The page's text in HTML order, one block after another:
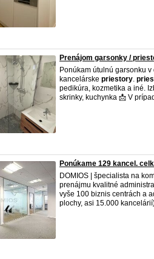
Prenájom garsonky /
Ponúkam útulnú garsonku
kancelárske priestory.
pedikúra, kozmetika a iné.
skrinky, kuchynka 📩 V
Ponúkame 129 kancel.
DOMIOS | špecialista na
prenájmu kvalitné
vyše 100 biznis centrách a
plochy, asi 15.000